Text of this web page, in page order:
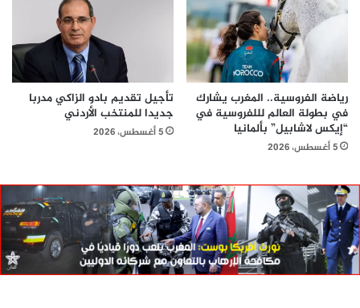
رياضة الفروسية.. المغرب يشارك
في بطولة العالم لللفروسية في
“إيكس لاشابيل” بألمانيا
5 أغسطس، 2026
تأجيل تقديم بادو الزاكي مدربا
جديدا للمنتخب الأردني
5 أغسطس، 2026